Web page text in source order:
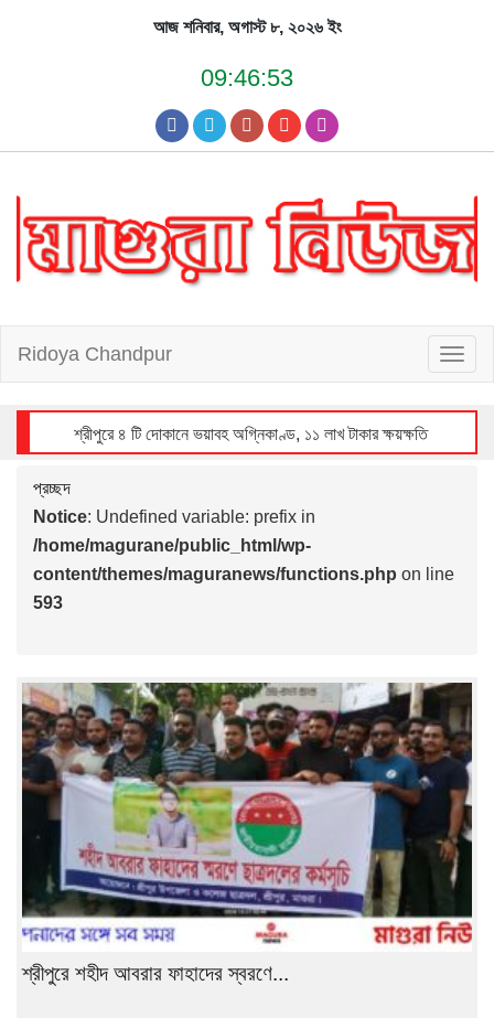
আজ শনিবার, অগাস্ট ৮, ২০২৬ ইং
09:46:53
T
o
g
l
a
t
Ridoya Chandpur
শ্রীপুরে ৪ টি দোকানে ভয়াবহ অগ্নিকাণ্ড, ১১ লাখ টাকার ক্ষয়ক্ষতি
প্রচ্ছদ
Notice: Undefined variable: prefix in
/home/magurane/public_html/wp-
content/themes/maguranews/functions.php on line
593
শ্রীপুরে শহীদ আবরার ফাহাদের স্বরণে...